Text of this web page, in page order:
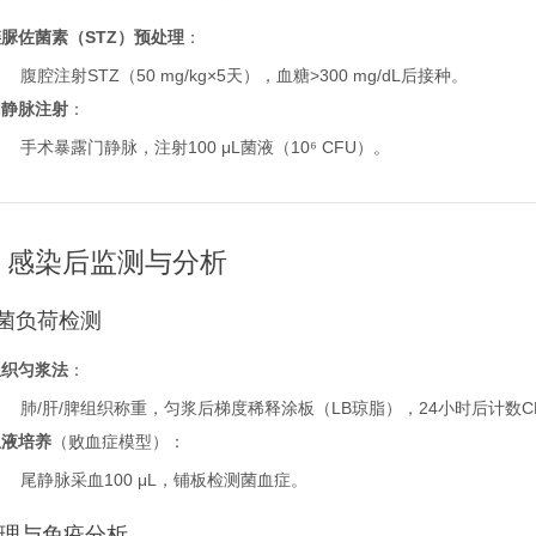
佐菌素（STZ）预处理 ：
腹腔注射STZ（50 mg/kg×5天），血糖>300 mg/dL后接种。
脉注射 ：
手术暴露门静脉，注射100 μL菌液（10⁶ CFU）。
感染后监测与分析
负荷检测
匀浆法 ：
肺/肝/脾组织称重，匀浆后梯度稀释涂板（LB琼脂），24小时后计数
培养 （败血症模型）：
尾静脉采血100 μL，铺板检测菌血症。